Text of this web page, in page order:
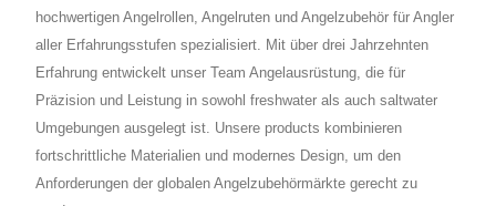
hochwertigen Angelrollen, Angelruten und Angelzubehör für Angler
aller Erfahrungsstufen spezialisiert. Mit über drei Jahrzehnten
Erfahrung entwickelt unser Team Angelausrüstung, die für
Präzision und Leistung in sowohl freshwater als auch saltwater
Umgebungen ausgelegt ist. Unsere products kombinieren
fortschrittliche Materialien und modernes Design, um den
Anforderungen der globalen Angelzubehörmärkte gerecht zu